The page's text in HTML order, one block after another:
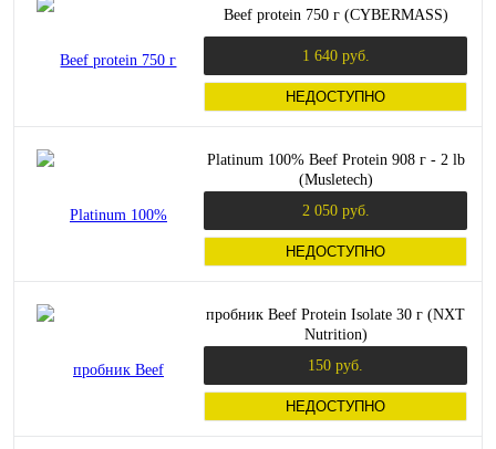
Beef protein 750 г (CYBERMASS)
1 640 руб.
НЕДОСТУПНО
Platinum 100% Beef Protein 908 г - 2 lb
(Musletech)
2 050 руб.
НЕДОСТУПНО
пробник Beef Protein Isolate 30 г (NXT
Nutrition)
150 руб.
НЕДОСТУПНО